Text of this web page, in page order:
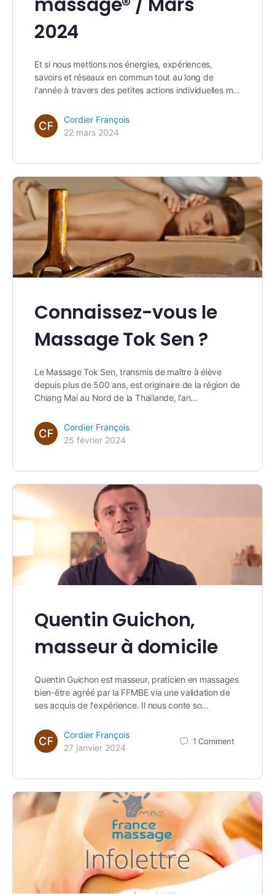
2024
Et si nous mettions nos énergies, expériences,
savoirs et réseaux en commun tout au long de
l'année à travers des petites actions individuelles m…
Cordier François
22 mars 2024
Connaissez-vous le
Massage Tok Sen ?
Le Massage Tok Sen, transmis de maître à élève
depuis plus de 500 ans, est originaire de la région de
Chiang Mai au Nord de la Thaïlande, l’an…
Cordier François
25 février 2024
Quentin Guichon,
masseur à domicile
Quentin Guichon est masseur, praticien en massages
bien-être agréé par la FFMBE via une validation de
ses acquis de l'expérience. Il nous conte so…
Cordier François
27 janvier 2024
1Comment